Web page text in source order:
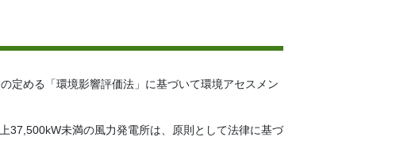
定める「環境影響評価法」に基づいて環境アセスメン
37,500kW未満の風力発電所は、原則として法律に基づ